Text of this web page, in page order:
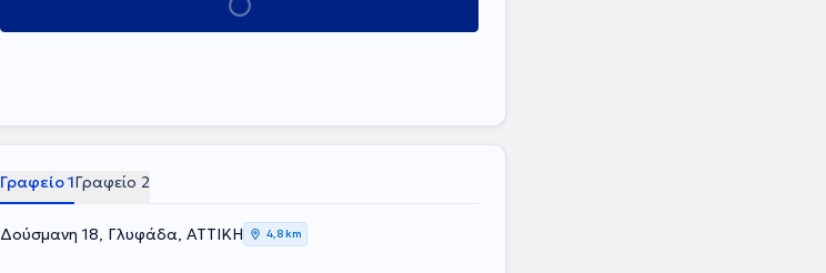
Κλείσε ραντεβού
Γραφείο 1Γραφείο 2
Δούσμανη 18, Γλυφάδα, ΑΤΤΙΚΗ 4,8 km